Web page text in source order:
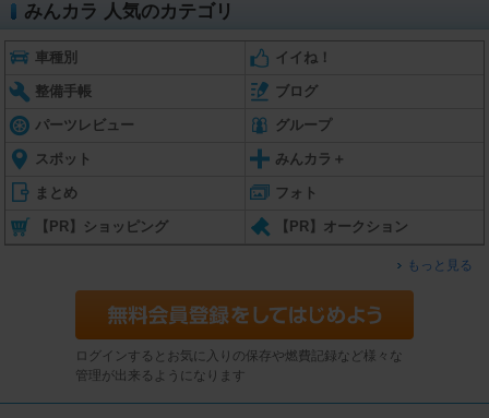
みんカラ 人気のカテゴリ
車種別 イイね！
整備手帳 ブログ
パーツレビュー グループ
スポット みんカラ＋
まとめ フォト
【PR】ショッピング 【PR】オークション
もっと見る
ログインするとお気に入りの保存や燃費記録など様々な
管理が出来るようになります